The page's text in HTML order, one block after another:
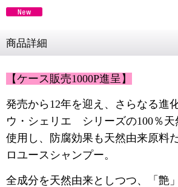
商品詳細
【ケース販売1000P進呈】
発売から12年を迎え、さらなる進
ウ・シェリエ シリーズの100％天
使用し、防腐効果も天然由来原料
ロユースシャンプー。
全成分を天然由来としつつ、「艶